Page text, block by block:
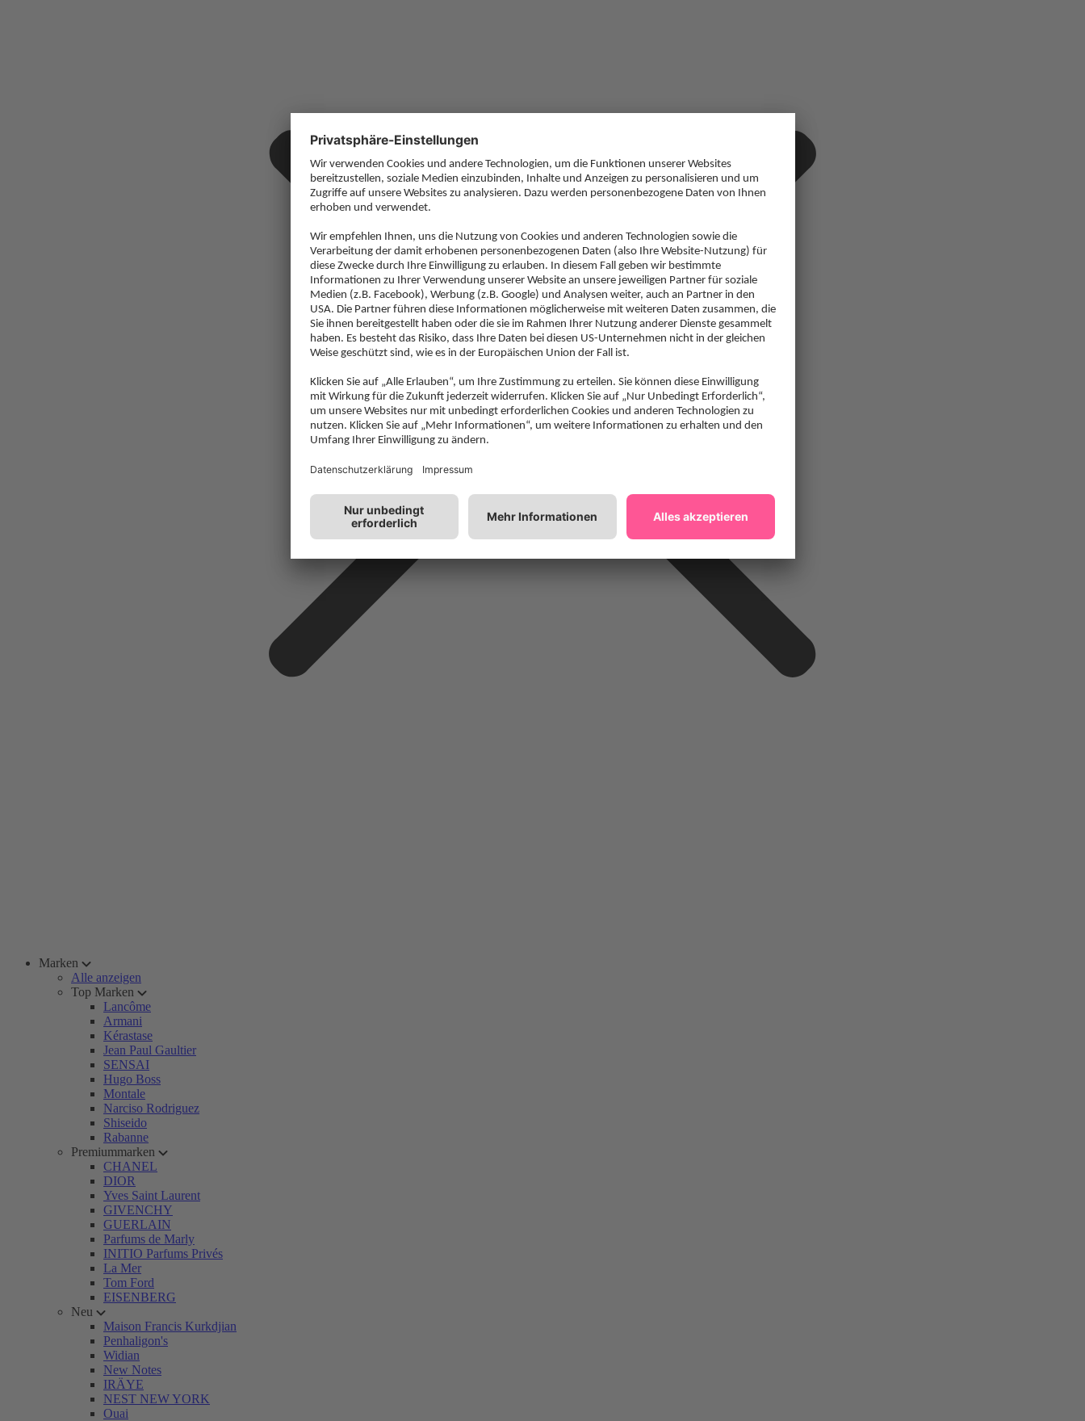
Marken
Alle anzeigen
Top Marken
Lancôme
Armani
Kérastase
Jean Paul Gaultier
SENSAI
Hugo Boss
Montale
Narciso Rodriguez
Shiseido
Rabanne
Premiummarken
CHANEL
DIOR
Yves Saint Laurent
GIVENCHY
GUERLAIN
Parfums de Marly
INITIO Parfums Privés
La Mer
Tom Ford
EISENBERG
Neu
Maison Francis Kurkdjian
Penhaligon's
Widian
New Notes
IRÄYE
NEST NEW YORK
Ouai